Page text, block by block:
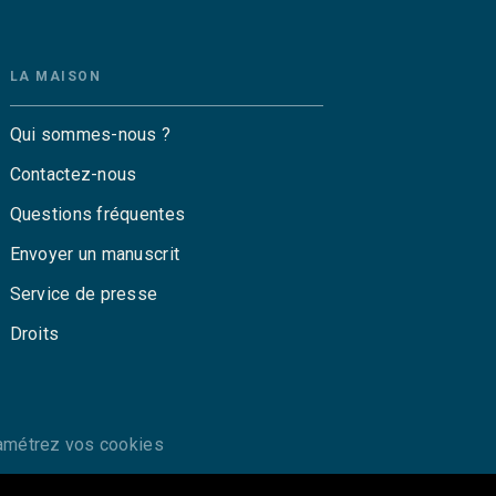
LA MAISON
Qui sommes-nous ?
Contactez-nous
Questions fréquentes
Envoyer un manuscrit
Service de presse
Droits
vos cookies